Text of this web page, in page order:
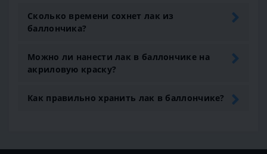
Сколько времени сохнет лак из
баллончика?
Можно ли нанести лак в баллончике на
акриловую краску?
Как правильно хранить лак в баллончике?